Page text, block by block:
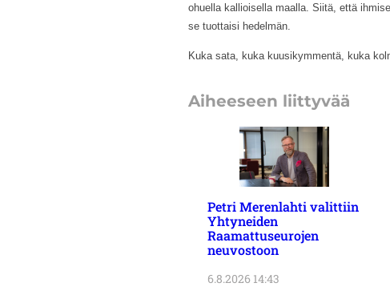
ohuella kallioisella maalla. Siitä, että
se tuottaisi hedelmän.
Kuka sata, kuka kuusikymmentä, kuka
Aiheeseen liittyvää
Petri Merenlahti valittiin
Yhtyneiden
Raamattuseurojen
neuvostoon
6.8.2026 14:43